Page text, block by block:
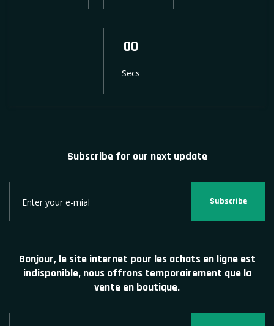
00
Secs
Subscribe for our next update
Subscribe
Bonjour, le site internet pour les achats en ligne est
indisponible, nous offrons temporairement que la
vente en boutique.